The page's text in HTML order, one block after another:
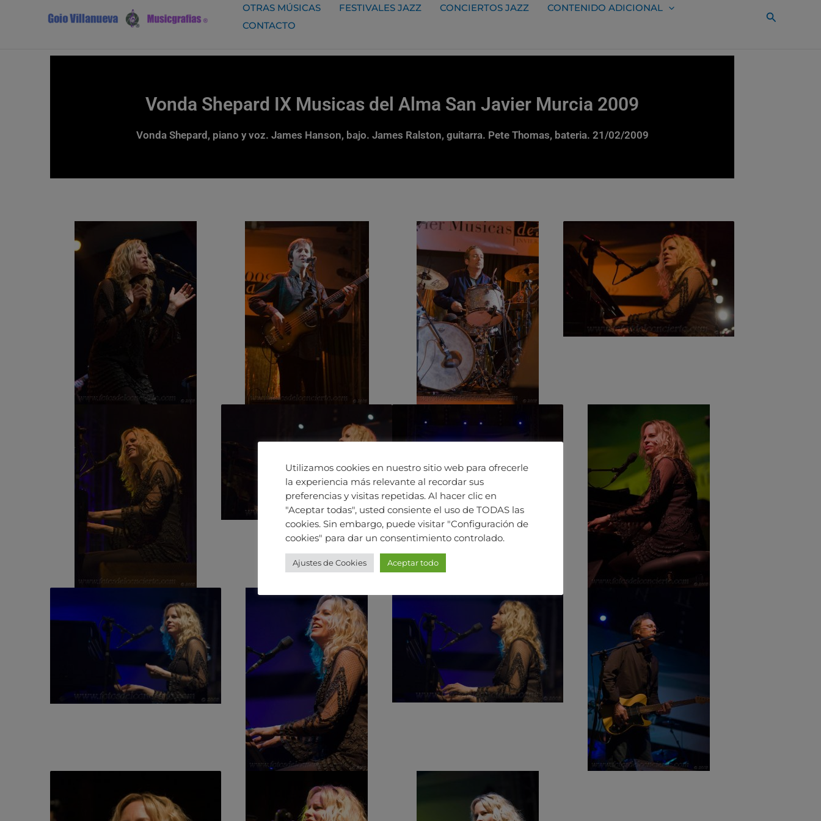
OTRAS MÚSICAS FESTIVALES JAZZ CONCIERTOS JAZZ
CONTENIDO ADICIONAL
CONTACTO
Buscar
Vonda Shepard IX Musicas del Alma San Javier Murcia 2009
Vonda Shepard, piano y voz. James Hanson, bajo. James Ralston, guitarra. Pete Thomas, bateria. 21/02/2009
Utilizamos cookies en nuestro sitio web para ofrecerle
la experiencia más relevante al recordar sus
preferencias y visitas repetidas. Al hacer clic en
"Aceptar todas", usted consiente el uso de TODAS las
cookies. Sin embargo, puede visitar "Configuración de
cookies" para dar un consentimiento controlado.
Ajustes de Cookies Aceptar todo